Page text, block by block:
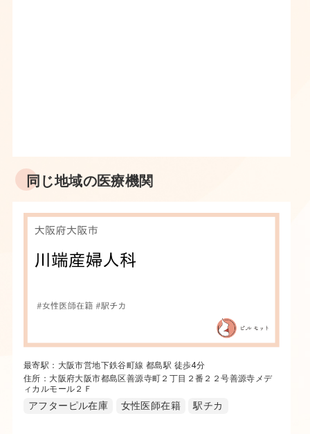
同じ地域の医療機関
最寄駅：大阪市営地下鉄谷町線 都島駅 徒歩4分
住所：大阪府大阪市都島区善源寺町２丁目２番２２号善源寺メデ
ィカルモール２Ｆ
アフターピル在庫 女性医師在籍 駅チカ